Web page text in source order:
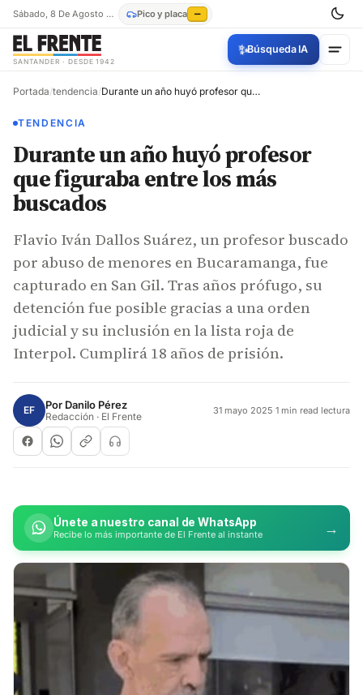
Sábado, 8 De Agosto De 2026 Pico y placa —
SANTANDER · DESDE 1942
✨Búsqueda IA
Portada/tendencia/ Durante un año huyó profesor que figuraba entre los más buscados
TENDENCIA
Durante un año huyó profesor
que figuraba entre los más
buscados
Flavio Iván Dallos Suárez, un profesor buscado
por abuso de menores en Bucaramanga, fue
capturado en San Gil. Tras años prófugo, su
detención fue posible gracias a una orden
judicial y su inclusión en la lista roja de
Interpol. Cumplirá 18 años de prisión.
EF Por Danilo Pérez
Redacción · El Frente 31 mayo 2025·1 min read lectura
Únete a nuestro canal de WhatsApp
Recibe lo más importante de El Frente al instante →